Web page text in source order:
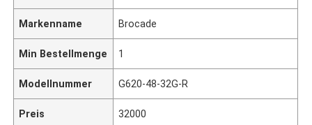
Markenname Brocade
Min Bestellmenge 1
Modellnummer G620-48-32G-R
Preis 32000